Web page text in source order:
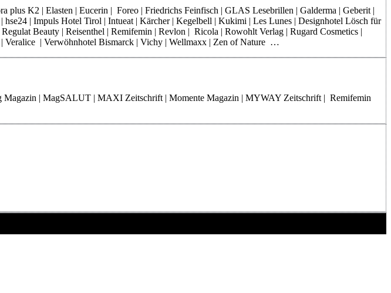
plus K2 | Elasten | Eucerin | Foreo | Friedrichs Feinfisch | GLAS Lesebrillen | Galderma | Geberit |
| Impuls Hotel Tirol | Intueat | Kärcher | Kegelbell | Kukimi | Les Lunes | Designhotel Lösch für
Beauty | Reisenthel | Remifemin | Revlon | Ricola | Rowohlt Verlag | Rugard Cosmetics |
| Veralice | Verwöhnhotel Bismarck | Vichy | Wellmaxx | Zen of Nature …
| MagSALUT | MAXI Zeitschrift | Momente Magazin | MYWAY Zeitschrift | Remifemin